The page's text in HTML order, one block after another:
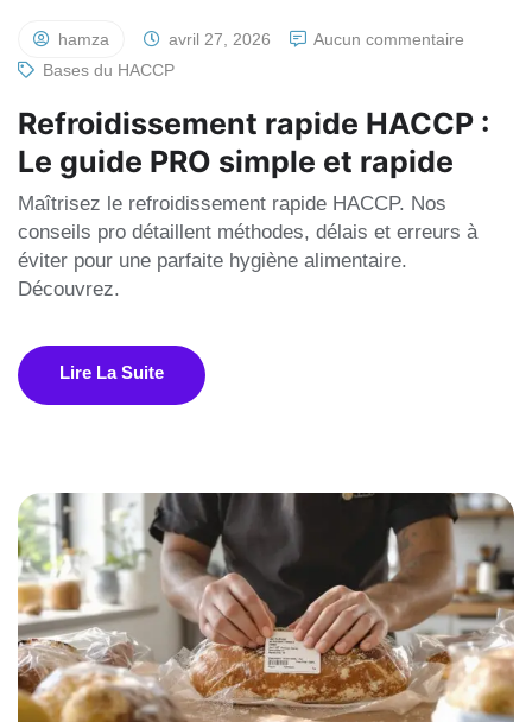
hamza avril 27, 2026
Aucun commentaire
Bases du HACCP
Refroidissement rapide HACCP :
Le guide PRO simple et rapide
Maîtrisez le refroidissement rapide HACCP. Nos
conseils pro détaillent méthodes, délais et erreurs à
éviter pour une parfaite hygiène alimentaire.
Découvrez.
Lire La Suite